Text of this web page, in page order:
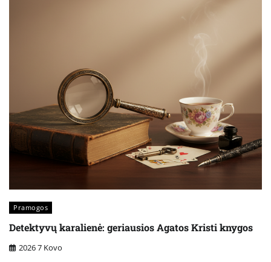
Pramogos
Detektyvų karalienė: geriausios Agatos Kristi knygos
2026 7 Kovo